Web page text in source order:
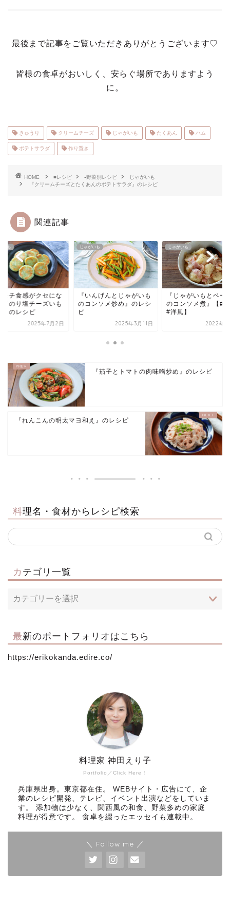
最後まで記事をご覧いただきありがとうございます♡
皆様の食卓がおいしく、安らぐ場所でありますよう
に。
きゅうり クリームチーズ じゃがいも たくあん ハム
ポテトサラダ 作り置き
HOME ■レシピ ▪野菜別レシピ
じゃがいも
『クリームチーズとたくあんのポテトサラダ』のレシピ
関連記事
いも
モチ食感がクセにな
『のり塩チーズいも
』のレシピ
2025年7月2日
じゃがいも
『いんげんとじゃがいも
のコンソメ炒め』のレシ
ピ
2025年3月11日
じゃがいも
『じゃがいもとベー
のコンソメ煮』【#
#洋風】
2022年4
『茄子とトマトの肉味噌炒め』のレシピ
『れんこんの明太マヨ和え』のレシピ
料理名・食材からレシピ検索
カテゴリ一覧
最新のポートフォリオはこちら
https://erikokanda.edire.co/
Portfolio／Click Here！
料理家 神田えり子
兵庫県出身。東京都在住。 WEBサイト・広告にて、企
業のレシピ開発、テレビ、イベント出演などをしていま
す。 添加物は少なく、関西風の和食、野菜多めの家庭
料理が得意です。 食卓を綴ったエッセイも連載中。
＼ Follow me ／